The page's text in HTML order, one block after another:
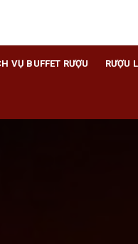
VỤ BUFFET RƯỢU RƯỢU